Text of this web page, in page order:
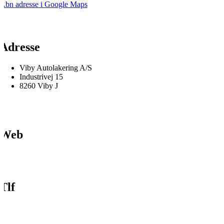
adresse i Google Maps
Viby Autolakering A/S
Industrivej 15
8260 Viby J